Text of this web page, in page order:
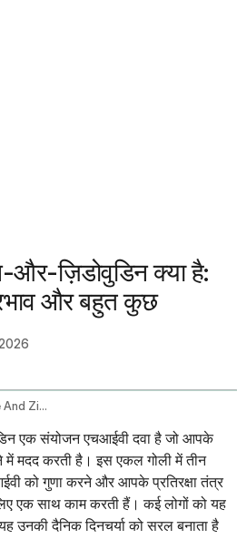
और-ज़िडोवुडिन क्या है:
और बहुत कुछ
Abacavir Lamivudine And Zidovudine Oral Route
एक संयोजन एचआईवी दवा है जो आपके
में मदद करती है। इस एकल गोली में तीन
को गुणा करने और आपके प्रतिरक्षा तंत्र
एक साथ काम करती हैं। कई लोगों को यह
उनकी दैनिक दिनचर्या को सरल बनाता है